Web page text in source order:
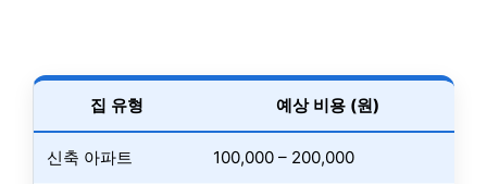
집 유형 예상 비용 (원)
신축 아파트 100,000 – 200,000